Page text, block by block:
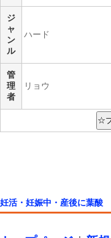
ジ
ャ
ン
ル
ハード
管
理
者
リョウ
妊活・妊娠中・産後に葉酸